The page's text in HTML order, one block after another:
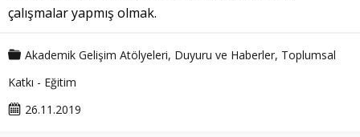
çalışmalar yapmış olmak.
Akademik Gelişim Atölyeleri, Duyuru ve Haberler, Toplumsal
Katkı - Eğitim
26.11.2019